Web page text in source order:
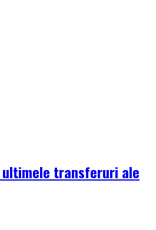
ultimele transferuri ale